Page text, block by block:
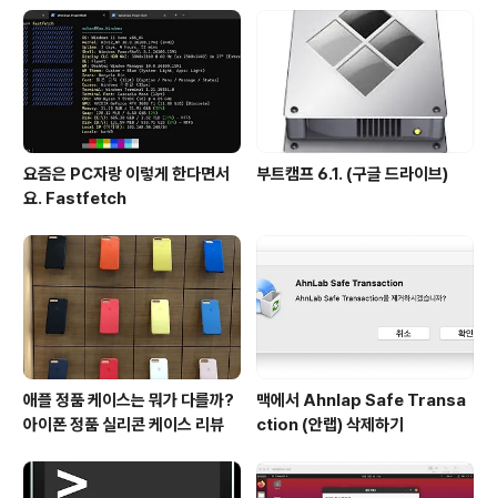
복구 이미지 이렇게
요즘은 PC자랑 이렇게 한다면서
요. Fastfetch
부트캠프 6.1. (구글 드라이브)
애플 정품 케이스는 뭐가 다를까?
아이폰 정품 실리콘 케이스 리뷰
맥에서 Ahnlap Safe Transa
ction (안랩) 삭제하기